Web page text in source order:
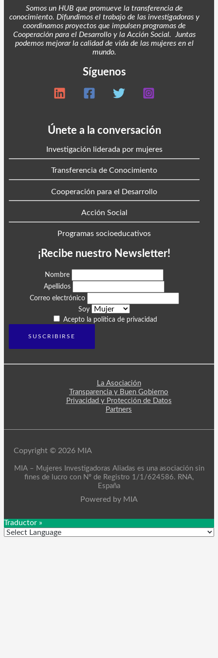
Somos un HUB que promueve la transferencia de
conocimiento. Difundimos el trabajo de las investigadoras y
coordinamos proyectos que impulsen programas de
Cooperación para el Desarrollo y la Acción Social. Juntas
podemos mejorar la calidad de vida de las mujeres en el
mundo.
Síguenos
Únete a la conversación
Investigación liderada por mujeres
Transferencia de Conocimiento
Cooperación para el Desarrollo
Acción Social
Programas socioeducativos
¡Recibe nuestro Newsletter!
Nombre
Apellidos
Correo electrónico
Soy
Acepto la política de privacidad
La Asociación
Transparencia y Buen Gobierno
Privacidad y Protección de Datos
Partners
Copyright © 2026 MIA
MIA – Mujeres Investigadoras Aliadas es una asociación sin
fines de lucro con Nº de Registro 1/1/624586. RNA,
España
Powered by MIA
Traductor »